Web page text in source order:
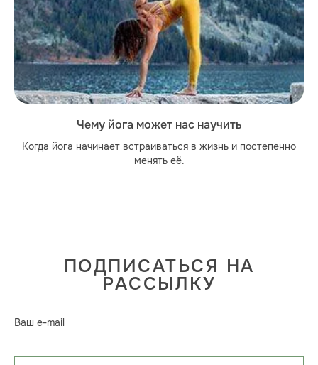
Чему йога может нас научить
Когда йога начинает встраиваться в жизнь и постепенно
менять её.
ПОДПИСАТЬСЯ НА
РАССЫЛКУ
Ваш e-mail